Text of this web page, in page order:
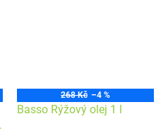
268 Kč –4 %
Basso Rýžový olej 1 l